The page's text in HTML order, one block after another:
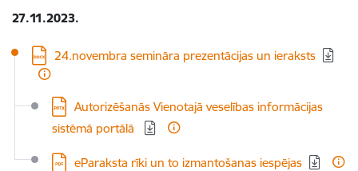
27.11.2023.
Lejupielādēt:
24.novembra semināra prezentācijas un ieraksts
Lejupielādēt:
Autorizēšanās Vienotajā veselības informācijas
sistēmā portālā
Lejupielādēt:
eParaksta rīki un to izmantošanas iespējas